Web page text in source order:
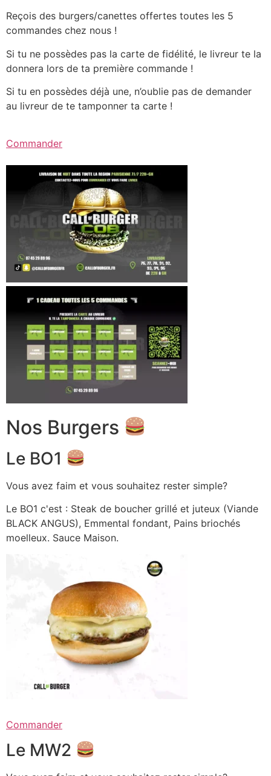
Reçois des burgers/canettes offertes toutes les 5
commandes chez nous !
Si tu ne possèdes pas la carte de fidélité, le livreur te la
donnera lors de ta première commande !
Si tu en possèdes déjà une, n’oublie pas de demander
au livreur de te tamponner ta carte !
Commander
Nos Burgers
Le BO1
Vous avez faim et vous souhaitez rester simple?
Le BO1 c'est : Steak de boucher grillé et juteux (Viande
BLACK ANGUS), Emmental fondant, Pains briochés
moelleux. Sauce Maison.
Commander
Le MW2